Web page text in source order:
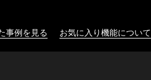
事例を見る お気に入り機能について